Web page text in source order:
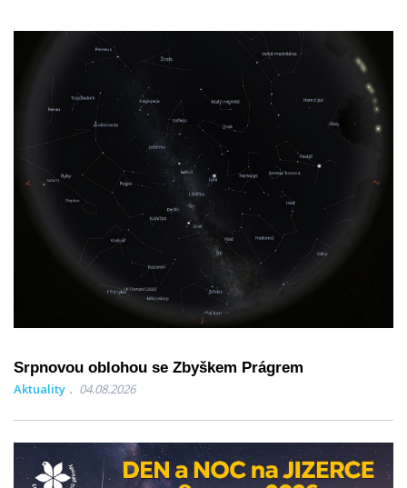
Srpnovou oblohou se Zbyškem Prágrem
Aktuality 04.08.2026